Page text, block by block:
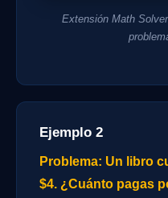
Extensión Math
Ejemplo 2
Problema: Un libro
$4. ¿Cuánto pagas